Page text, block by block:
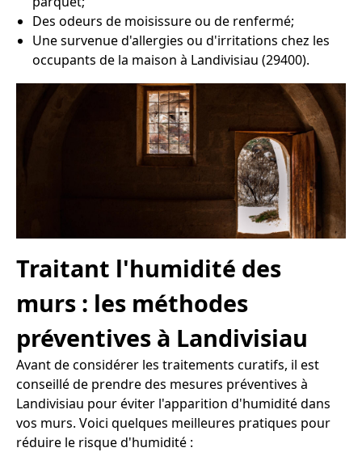
Des odeurs de moisissure ou de renfermé;
Une survenue d'allergies ou d'irritations chez les
occupants de la maison à Landivisiau (29400).
Traitant l'humidité des
murs : les méthodes
préventives à Landivisiau
Avant de considérer les traitements curatifs, il est
conseillé de prendre des mesures préventives à
Landivisiau pour éviter l'apparition d'humidité dans
vos murs. Voici quelques meilleures pratiques pour
réduire le risque d'humidité :